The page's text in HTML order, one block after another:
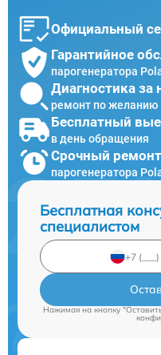
Официальный
Гарантийное
парогенератора
Диагностика за
ремонт по желанию
Бесплатный
в день обращения
Срочный ремонт
парогенератора
Бесплатная
специалистом
Нажимая на кнопку